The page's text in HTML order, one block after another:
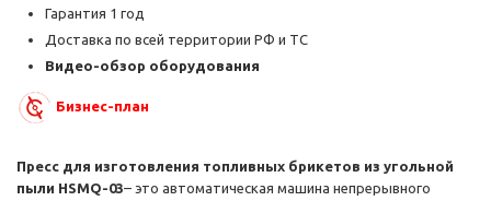
Гарантия 1 год
Доставка по всей территории РФ и ТС
Видео-обзор оборудования
Бизнес-план
Пресс для изготовления топливных брикетов из угольной
пыли HSMQ-03– это автоматическая машина непрерывного